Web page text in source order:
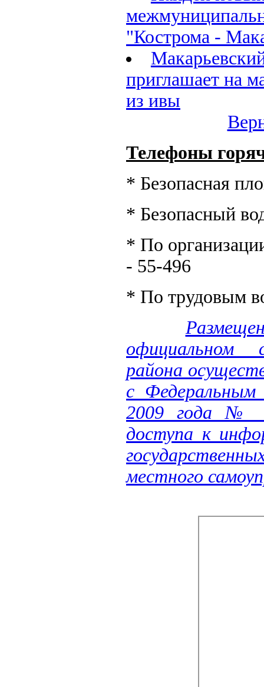
"Кострома -
приглашает на
из ивы
Телефоны
* Безопасная
* Безопасный
* По
- 55-496
* По трудовым
официальном
района
с
2009 года №
доступа к
местного